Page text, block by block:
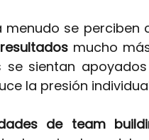
menudo se perciben
mucho
se sientan
la presión
de team